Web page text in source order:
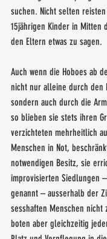
suchen. Nicht selten
15jährigen Kinder in Mitten
den Eltern etwas zu sagen.
Auch wenn die Hoboes ab
nicht nur alleine durch den
sondern auch durch die
so blieben sie stets ihren
verzichteten mehrheitlich
Menschen in Not,
notwendigen Besitz, sie
improvisierten Siedlungen
genannt – ausserhalb der
sesshaften Menschen
boten aber gleichzeitig